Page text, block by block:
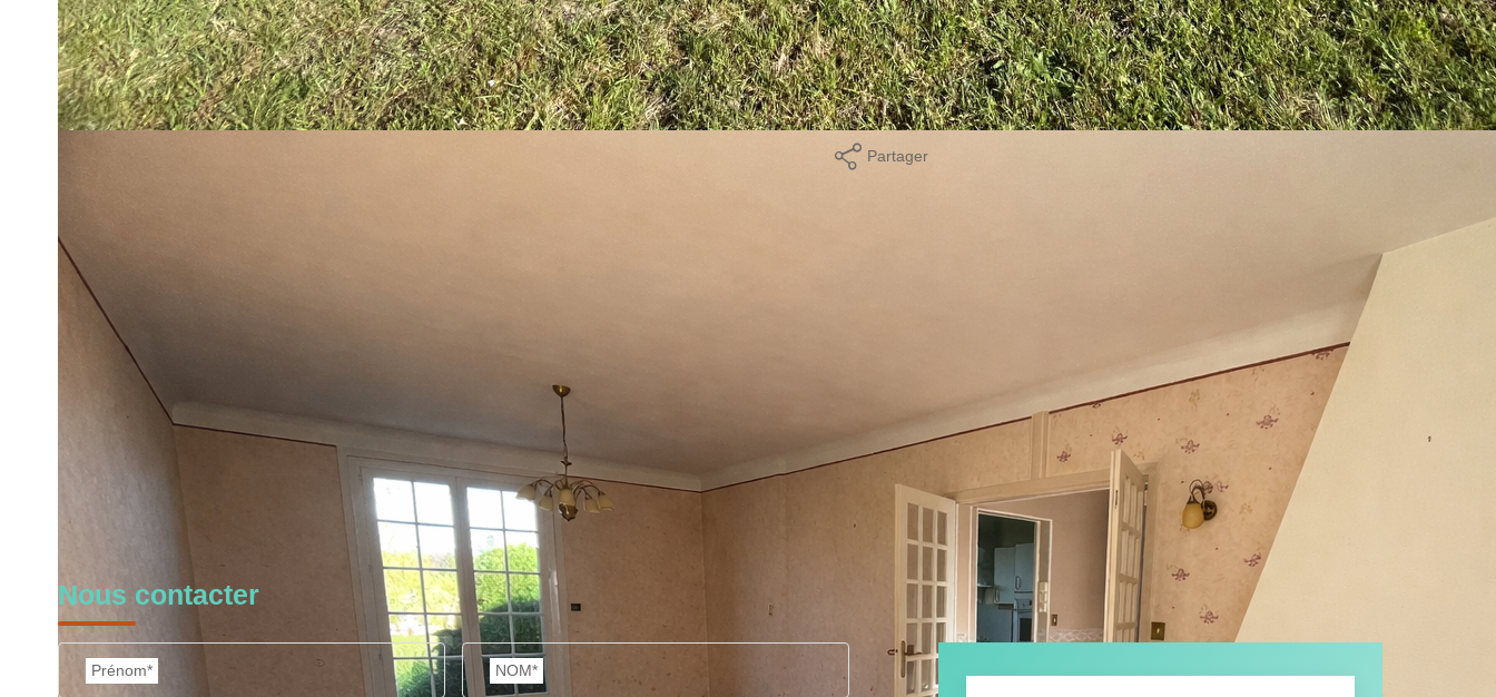
À visiter sans tarder !
** €140 000 honoraires inclus|€130 000 hors honoraires|Honoraires : 7.69% TTC à la charge de l'acquéreur
Partager
Ce bien est soumis à un diagnostic ERP (État des Risques et Pollutions). Pour en savoir plus, rendez-vous sur
https://www.georisques.gouv.fr/
Nous contacter
Prénom* NOM*